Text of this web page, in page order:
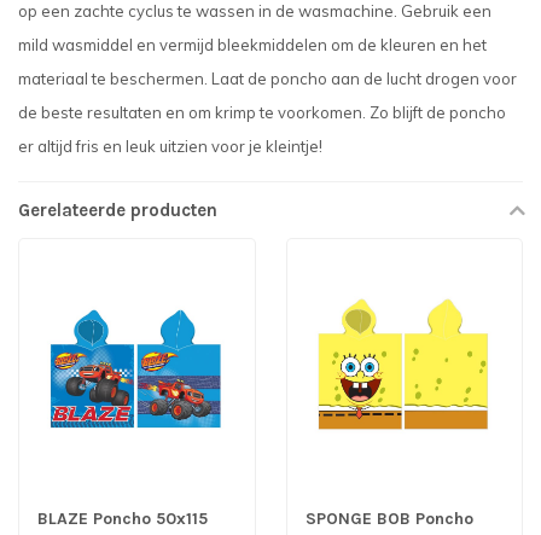
op een zachte cyclus te wassen in de wasmachine. Gebruik een
mild wasmiddel en vermijd bleekmiddelen om de kleuren en het
materiaal te beschermen. Laat de poncho aan de lucht drogen voor
de beste resultaten en om krimp te voorkomen. Zo blijft de poncho
er altijd fris en leuk uitzien voor je kleintje!
Gerelateerde producten
BLAZE Poncho 50x115
SPONGE BOB Poncho